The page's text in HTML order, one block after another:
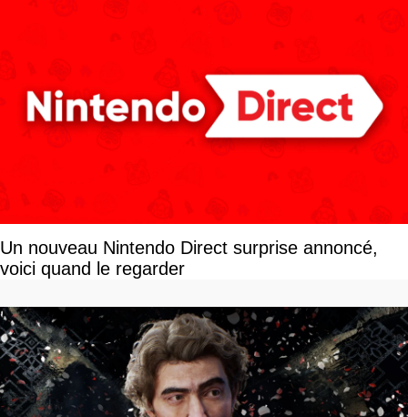
Un nouveau Nintendo Direct surprise annoncé,
voici quand le regarder